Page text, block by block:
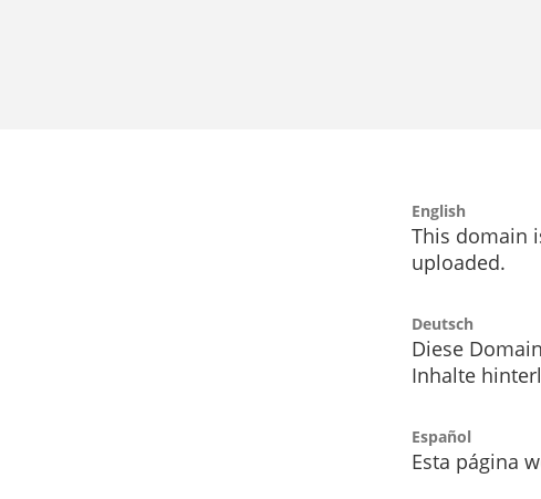
English
This domain
uploaded.
Deutsch
Diese
Inhalte
Español
Esta página